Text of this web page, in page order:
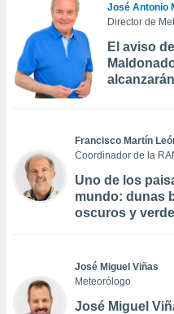
José Antonio
Director de
El aviso
Francisco Martín
Coordinador de la
Uno de los
mundo: dunas
oscuros y
José Miguel Viñas
Meteorólogo
José Miguel